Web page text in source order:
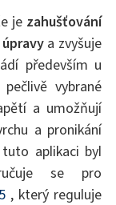
je zahušťování
a zvyšuje
především u
vybrané
a umožňují
a pronikání
aplikaci byl
se pro
, který reguluje